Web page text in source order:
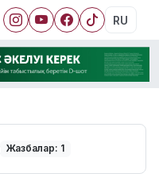
RU
Жазбалар: 1